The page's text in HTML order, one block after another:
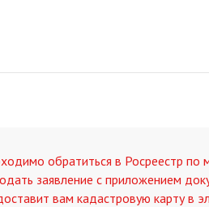
обратиться в Росреестр по
заявление с приложением
вам кадастровую карту в